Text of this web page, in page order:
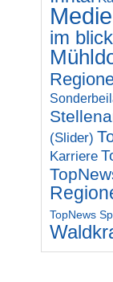
im blick
(Slider)
Karriere
TopNews